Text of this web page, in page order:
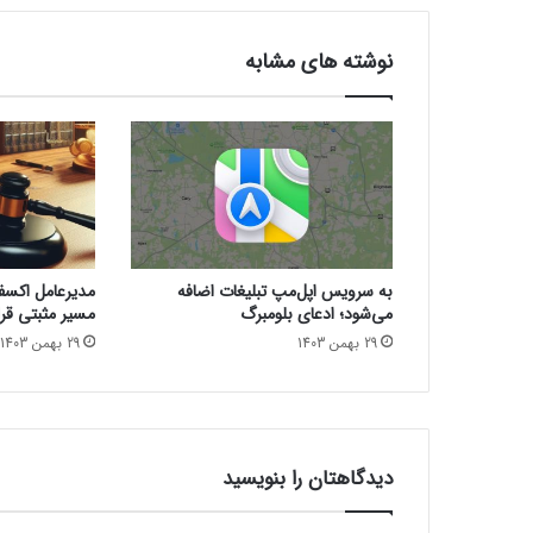
س
ر
گ
ر
م‌
ک
ن
ن
د
ه
B
l
o
o
n
نوشته های مشابه
به سرویس اپل‌مپ تبلیغات اضافه
می‌شود؛ ادعای بلومبرگ
29 بهمن 1403
مدیرعامل
مسیر مثبتی
29 بهمن 1403
دیدگاهتان را بنویسید